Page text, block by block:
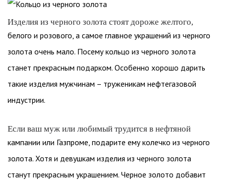
Изделия из черного золота стоят дороже желтого,
белого и розового, а самое главное украшений из черного
золота очень мало. Посему кольцо из черного золота
станет прекрасным подарком. Особенно хорошо дарить
такие изделия мужчинам – труженикам нефтегазовой
индустрии.
Если ваш муж или любимый трудится в нефтяной
кампании или Газпроме, подарите ему колечко из черного
золота. Хотя и девушкам изделия из черного золота
станут прекрасным украшением. Черное золото добавит